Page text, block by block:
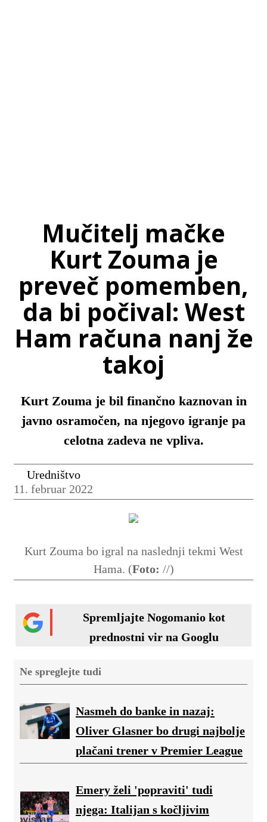
Mučitelj mačke
Kurt Zouma je
preveč pomemben,
da bi počival: West
Ham računa nanj že
takoj
Kurt Zouma je bil finančno kaznovan in
javno osramočen, na njegovo igranje pa
celotna zadeva ne vpliva.
Uredništvo
11. februar 2022
Kurt Zouma bo igral na naslednji tekmi West
Hama. (Foto: //)
Spremljajte Nogomanio kot
prednostni vir na Googlu
Ne spreglejte tudi
Nasmeh do banke in nazaj:
Oliver Glasner bo drugi najbolje
plačani trener v Premier League
Emery želi 'popraviti' tudi
njega: Italijan s kočljivim